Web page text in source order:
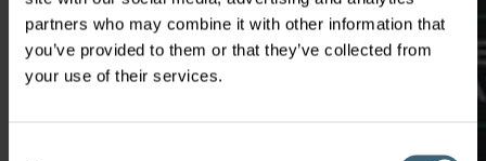
partners who may combine it with other information that
you’ve provided to them or that they’ve collected from
your use of their services.